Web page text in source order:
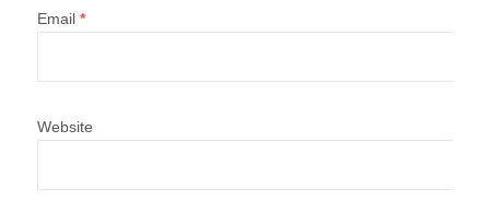
Email *
Website